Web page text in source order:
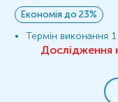
Економія до 23%
Термін виконання
Дослідження